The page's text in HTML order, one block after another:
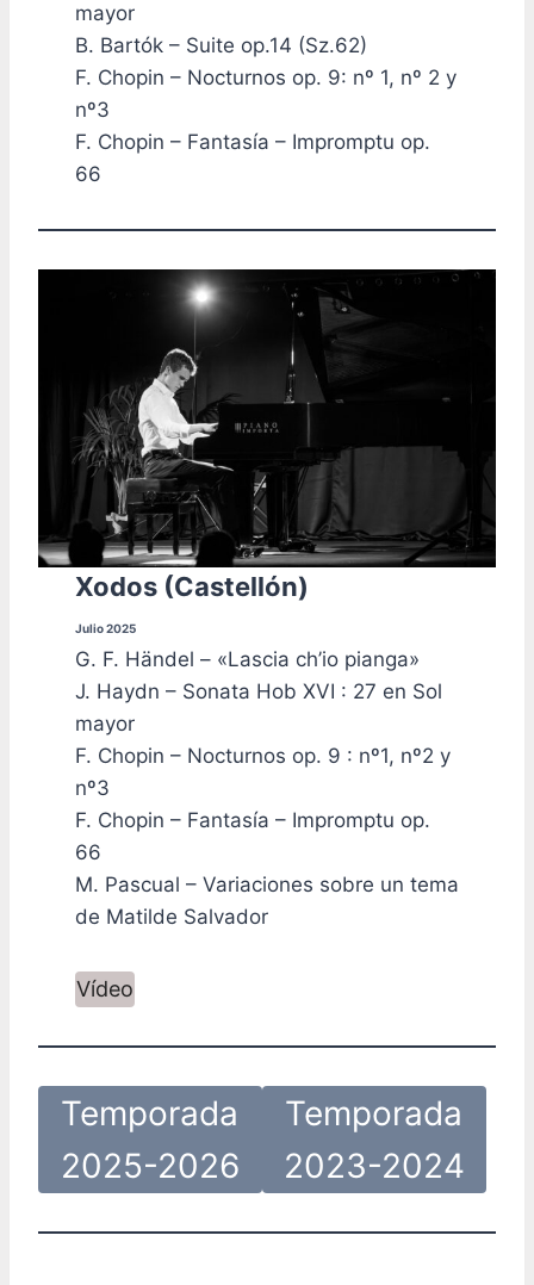
mayor
B. Bartók – Suite op.14 (Sz.62)
F. Chopin – Nocturnos op. 9: nº 1, nº 2 y
nº3
F. Chopin – Fantasía – Impromptu op.
66
Xodos (Castellón)
Julio 2025
G. F. Händel – «Lascia ch’io pianga»
J. Haydn – Sonata Hob XVI : 27 en Sol
mayor
F. Chopin – Nocturnos op. 9 : nº1, nº2 y
nº3
F. Chopin – Fantasía – Impromptu op.
66
M. Pascual – Variaciones sobre un tema
de Matilde Salvador
Vídeo
Temporada
2025-2026
Temporada
2023-2024